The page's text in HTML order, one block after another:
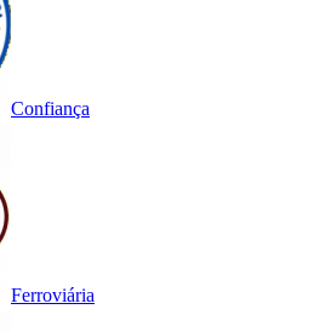
Confiança
Ferroviária